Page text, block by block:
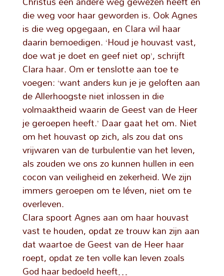
die weg voor haar geworden is. Ook Agnes
is die weg opgegaan, en Clara wil haar
daarin bemoedigen. ‘Houd je houvast vast,
doe wat je doet en geef niet op’, schrijft
Clara haar. Om er tenslotte aan toe te
voegen: ‘want anders kun je je geloften aan
de Allerhoogste niet inlossen in die
volmaaktheid waarin de Geest van de Heer
je geroepen heeft.’ Daar gaat het om. Niet
om het houvast op zich, als zou dat ons
vrijwaren van de turbulentie van het leven,
als zouden we ons zo kunnen hullen in een
cocon van veiligheid en zekerheid. We zijn
immers geroepen om te léven, niet om te
overleven.
Clara spoort Agnes aan om haar houvast
vast te houden, opdat ze trouw kan zijn aan
dat waartoe de Geest van de Heer haar
roept, opdat ze ten volle kan leven zoals
God haar bedoeld heeft…